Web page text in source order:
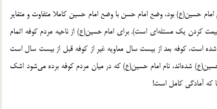
حسین(ع) بود، وضع امام حسن با وضع امام حسین کاملا متفاوت و متغایر
کردن یک مسئله‌اى است). براى امام حسین(ع) از ناحیه مردم کوفه اتمام
است، کوفه بعد از بیست سال معاویه غیر از کوفه قبل از بیست سال است
شده‌اند، نام امام حسین(ع) که در میان مردم کوفه برده مى‌شود اشک
که آمادگى کامل است!